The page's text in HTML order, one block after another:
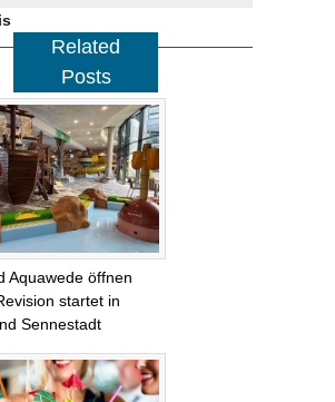
Related
Posts
Aquawede öffnen
startet in
Sennestadt